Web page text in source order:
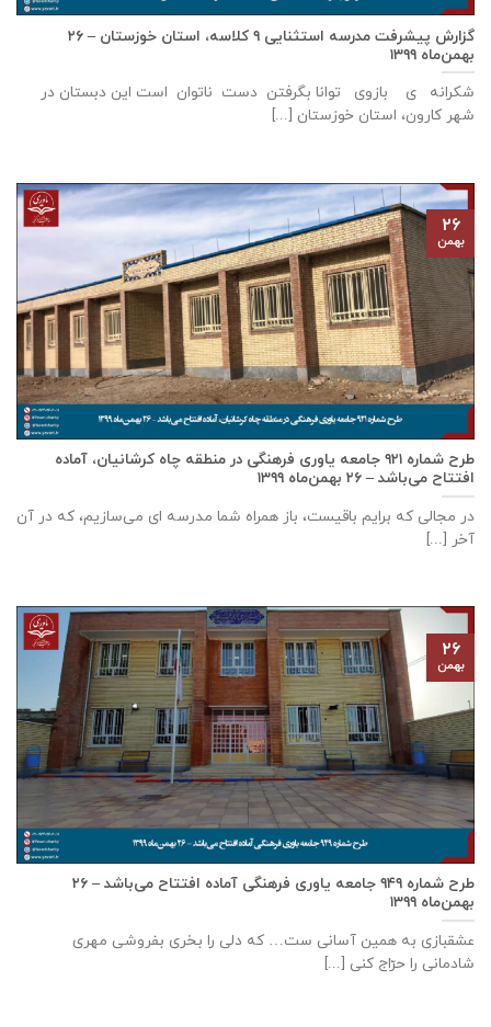
گزارش پيشرفت مدرسه استثنايی ٩ كلاسه، استان خوزستان – ۲۶
بهمن‌ماه ۱۳۹۹
شکرانه ی بازوی توانا بگرفتن دست ناتوان است این دبستان در
شهر كارون، استان خوزستان [...]
طرح شماره ۹۲۱ جامعه ياوری فرهنگی در منطقه چاه کرشانیان، آماده
افتتاح می‌باشد – ۲۶ بهمن‌ماه ۱۳۹۹
در مجالی که برایم باقیست، باز همراه شما مدرسه ای می‌سازیم، که در آن
آخر [...]
۲۶
بهمن
طرح شماره ۹۴۹ جامعه ياوری فرهنگی آماده افتتاح می‌باشد – ۲۶
بهمن‌ماه ۱۳۹۹
عشقبازی به همین آسانی ست… که دلی را بخری بفروشی مهری
شادمانی را حرّاج کنی [...]
۲۶
بهمن